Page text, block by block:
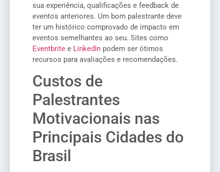
sua experiência, qualificações e feedback de
eventos anteriores. Um bom palestrante deve
ter um histórico comprovado de impacto em
eventos semelhantes ao seu. Sites como
Eventbrite e LinkedIn podem ser ótimos
recursos para avaliações e recomendações.
Custos de
Palestrantes
Motivacionais nas
Principais Cidades do
Brasil